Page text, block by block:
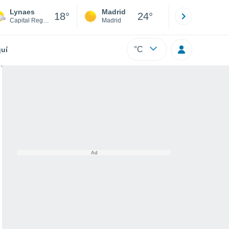
Lynaes
Capital Region 18° Madrid
Madrid 24°
°C